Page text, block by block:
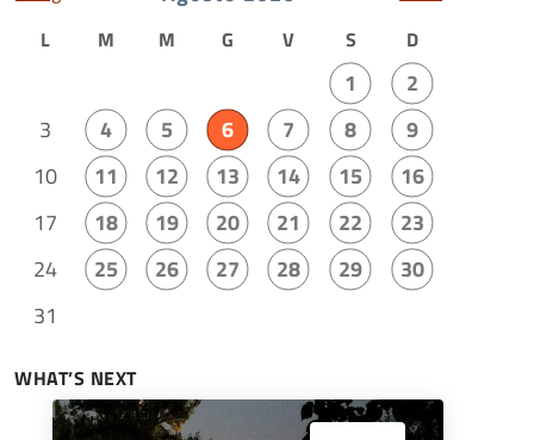
L M M G V S D
1
2
3
4 5 6 7 8
9
10
11 12 13 14 15
16
17
18 19 20 21 22
23
24
25 26 27 28 29
30
31
WHAT’S NEXT